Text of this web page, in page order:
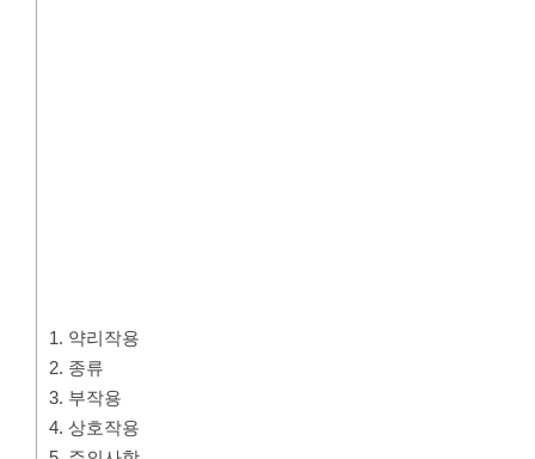
1. 약리작용
​2. 종류
3. 부작용
​4. 상호작용